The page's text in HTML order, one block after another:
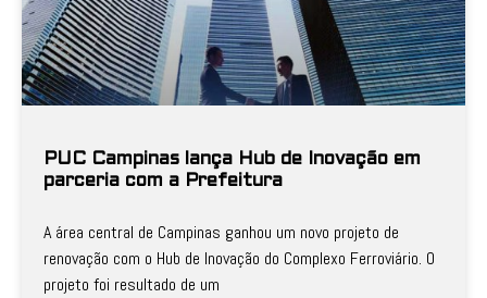
PUC Campinas lança Hub de Inovação em
parceria com a Prefeitura
A área central de Campinas ganhou um novo projeto de
renovação com o Hub de Inovação do Complexo Ferroviário. O
projeto foi resultado de um